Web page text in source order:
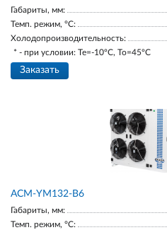
Габариты, мм:
Темп. режим, °С:
Холодопроизводительность:
* - при условии: Te=-10ºC, To=45ºC
Заказать
АСМ-YM132-В6
Габариты, мм:
Темп. режим, °С: